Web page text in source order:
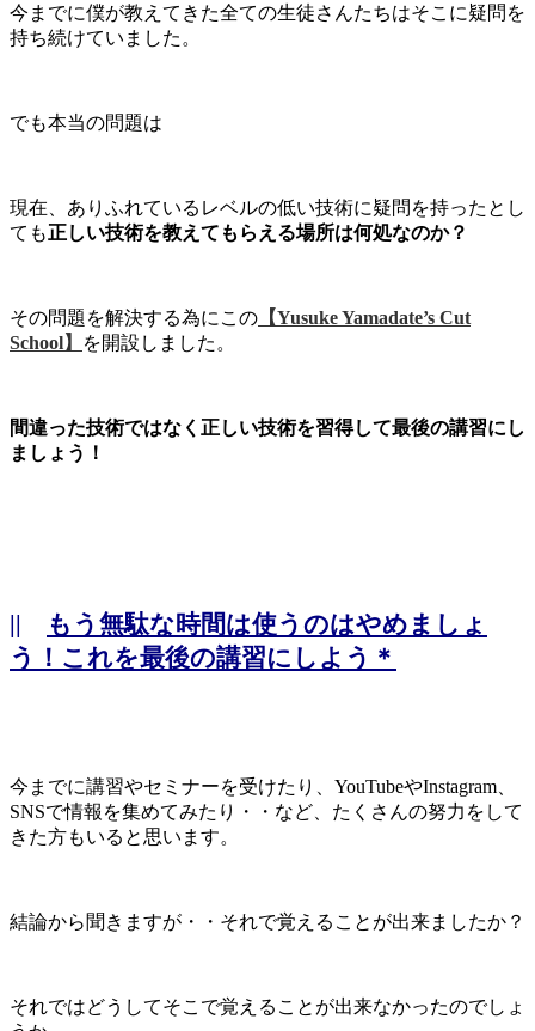
今までに僕が教えてきた全ての生徒さんたちはそこに疑問を
持ち続けていました。
でも本当の問題は
現在、ありふれているレベルの低い技術に疑問を持ったとし
ても正しい技術を教えてもらえる場所は何処なのか？
その問題を解決する為にこの 【Yusuke Yamadate’s Cut
School】
を開設しました。
間違った技術ではなく正しい技術を習得して最後の講習にし
ましょう！
||
もう無駄な時間は使うのはやめましょ
う！これを最後の講習にしよう＊
今までに講習やセミナーを受けたり、YouTubeやInstagram、
SNSで情報を集めてみたり・・など、たくさんの努力をして
きた方もいると思います。
結論から聞きますが・・それで覚えることが出来ましたか？
それではどうしてそこで覚えることが出来なかったのでしょ